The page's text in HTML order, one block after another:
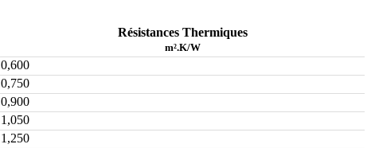
Résistances Thermiques
m².K/W
0,600
0,750
0,900
1,050
1,250